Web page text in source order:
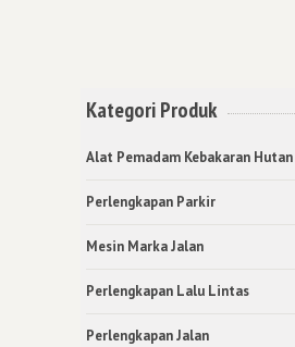
Kategori Produk
Alat Pemadam Kebakaran Hutan
Perlengkapan Parkir
Mesin Marka Jalan
Perlengkapan Lalu Lintas
Perlengkapan Jalan